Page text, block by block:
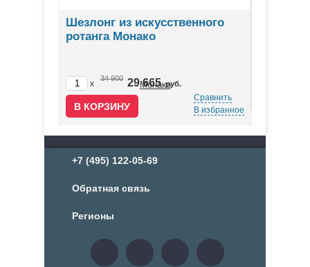
Шезлонг из искусственного
ротанга Монако
x
34 900 29 665 руб.
Сравнить
В избранное
+7 (495) 122-05-69
Обратная связь
Регионы